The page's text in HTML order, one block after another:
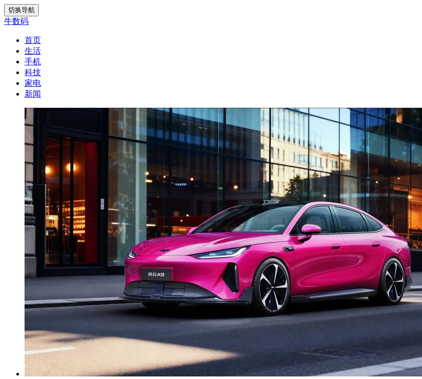
切换导航
牛数码
首页
生活
手机
科技
家电
新闻